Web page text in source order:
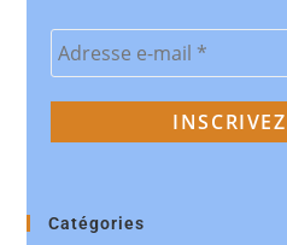
Catégories